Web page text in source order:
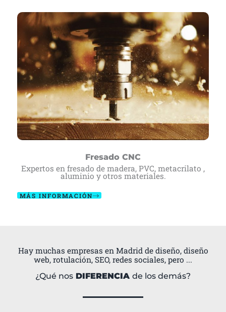
Fresado CNC
Expertos en fresado de madera, PVC, metacrilato ,
aluminio y otros materiales.
MÁS INFORMACIÓN
Hay muchas empresas en Madrid de diseño, diseño
web, rotulación, SEO, redes sociales, pero ...
¿Qué nos DIFERENCIA de los demás?